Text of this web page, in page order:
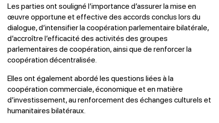
Les parties ont souligné l’importance d’assurer la mise en
œuvre opportune et effective des accords conclus lors du
dialogue, d’intensifier la coopération parlementaire bilatérale,
d’accroître l’efficacité des activités des groupes
parlementaires de coopération, ainsi que de renforcer la
coopération décentralisée.
Elles ont également abordé les questions liées à la
coopération commerciale, économique et en matière
d’investissement, au renforcement des échanges culturels et
humanitaires bilatéraux.